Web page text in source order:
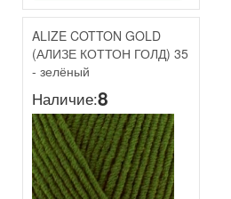
ALIZE COTTON GOLD
(АЛИЗЕ КОТТОН ГОЛД) 35
- зелёный
Наличие:8